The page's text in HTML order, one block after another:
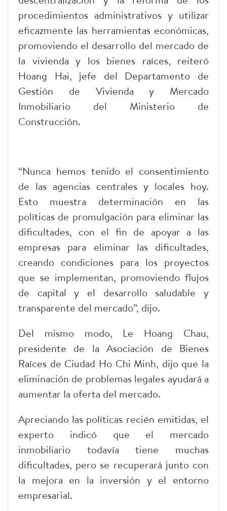
procedimientos administrativos y utilizar
eficazmente las herramientas económicas,
promoviendo el desarrollo del mercado de
la vivienda y los bienes raíces, reiteró
Hoang Hai, jefe del Departamento de
Gestión de Vivienda y Mercado
Inmobiliario del Ministerio de
Construcción.
“Nunca hemos tenido el consentimiento
de las agencias centrales y locales hoy.
Esto muestra determinación en las
políticas de promulgación para eliminar las
dificultades, con el fin de apoyar a las
empresas para eliminar las dificultades,
creando condiciones para los proyectos
que se implementan, promoviendo flujos
de capital y el desarrollo saludable y
transparente del mercado”, dijo.
Del mismo modo, Le Hoang Chau,
presidente de la Asociación de Bienes
Raíces de Ciudad Ho Chi Minh, dijo que la
eliminación de problemas legales ayudará a
aumentar la oferta del mercado.
Apreciando las políticas recién emitidas, el
experto indicó que el mercado
inmobiliario todavía tiene muchas
dificultades, pero se recuperará junto con
la mejora en la inversión y el entorno
empresarial.